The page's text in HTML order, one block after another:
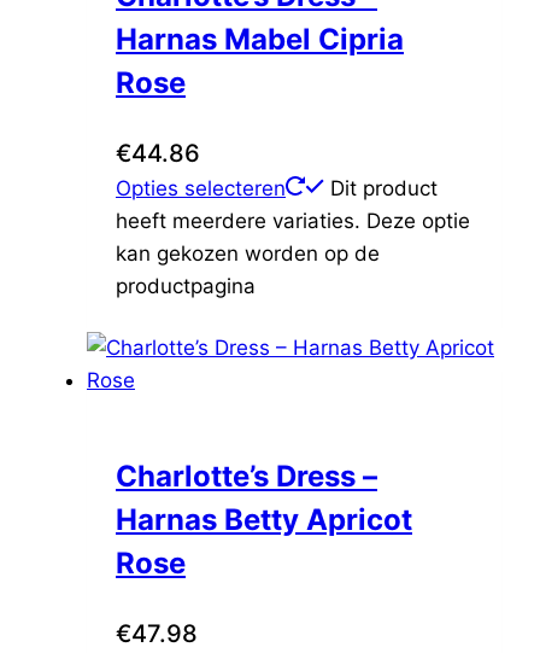
Harnas Mabel Cipria
Rose
€44.86
Opties selecteren
Dit product
heeft meerdere variaties. Deze optie
kan gekozen worden op de
productpagina
Charlotte’s Dress –
Harnas Betty Apricot
Rose
€47.98